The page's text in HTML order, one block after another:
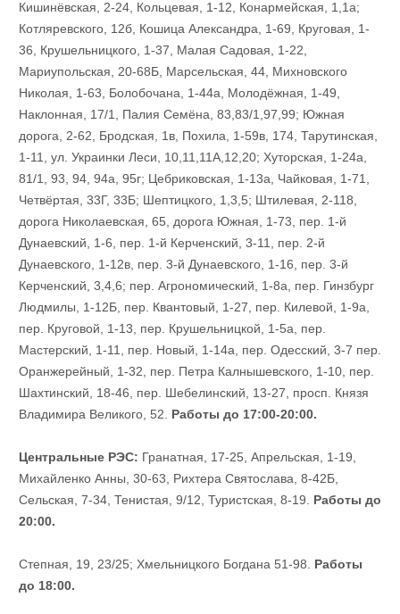
Кишинёвская, 2-24, Кольцевая, 1-12, Конармейская, 1,1а;
Котляревского, 12б, Кошица Александра, 1-69, Круговая, 1-
36, Крушельницкого, 1-37, Малая Садовая, 1-22,
Мариупольская, 20-68Б, Марсельская, 44, Михновского
Николая, 1-63, Болобочана, 1-44а, Молодёжная, 1-49,
Наклонная, 17/1, Палия Семёна, 83,83/1,97,99; Южная
дорога, 2-62, Бродская, 1в, Похила, 1-59в, 174, Тарутинская,
1-11, ул. Украинки Леси, 10,11,11А,12,20; Хуторская, 1-24а,
81/1, 93, 94, 94а, 95г; Цебриковская, 1-13а, Чайковая, 1-71,
Четвёртая, 33Г, 33Б; Шептицкого, 1,3,5; Штилевая, 2-118,
дорога Николаевская, 65, дорога Южная, 1-73, пер. 1-й
Дунаевский, 1-6, пер. 1-й Керченский, 3-11, пер. 2-й
Дунаевского, 1-12в, пер. 3-й Дунаевского, 1-16, пер. 3-й
Керченский, 3,4,6; пер. Агрономический, 1-8а, пер. Гинзбург
Людмилы, 1-12Б, пер. Квантовый, 1-27, пер. Килевой, 1-9а,
пер. Круговой, 1-13, пер. Крушельницкой, 1-5а, пер.
Мастерский, 1-11, пер. Новый, 1-14а, пер. Одесский, 3-7 пер.
Оранжерейный, 1-32, пер. Петра Калнышевского, 1-10, пер.
Шахтинский, 18-46, пер. Шебелинский, 13-27, просп. Князя
Владимира Великого, 52. Работы до 17:00-20:00.
Центральные РЭС: Гранатная, 17-25, Апрельская, 1-19,
Михайленко Анны, 30-63, Рихтера Святослава, 8-42Б,
Сельская, 7-34, Тенистая, 9/12, Туристская, 8-19. Работы до
20:00.
Степная, 19, 23/25; Хмельницкого Богдана 51-98. Работы
до 18:00.